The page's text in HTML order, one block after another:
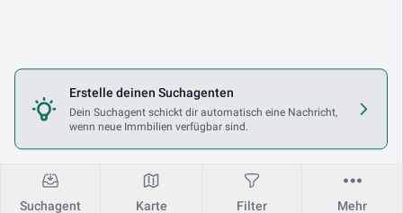
Erstelle deinen Suchagenten
Dein Suchagent schickt dir automatisch eine Nachricht,
wenn neue Immbilien verfügbar sind.
Suchagent Karte Filter Mehr